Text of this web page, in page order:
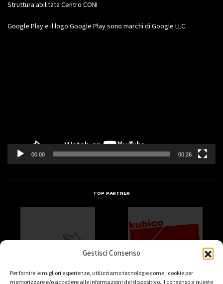
Gestisci Consenso
Per fornire le migliori esperienze, utilizziamo tecnologie come i cookie per
memorizzare e/o accedere alle informazioni del dispositivo. Il consenso a queste
Struttura abilitata Centro CONI
Google Play e il logo Google Play sono marchi di Google LLC.
00:00 00:26
TOP PARTNER